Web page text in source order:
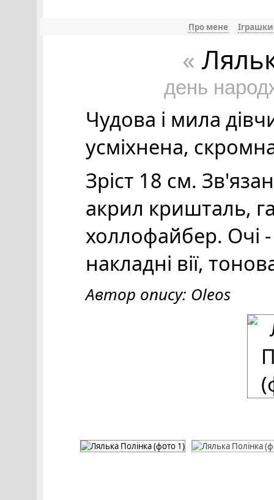
Про мене Іграшки
«
день
Чудова і мила
усміхнена,
Зріст 18 см.
акрил кришталь,
холлофайбер. Очі
накладні вії,
Автор опису: Oleos